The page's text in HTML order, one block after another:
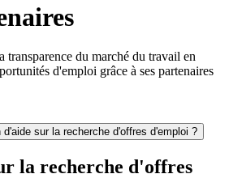
transparence du marché du travail en
d'emploi grâce à ses partenaires
sur la recherche d'offres d'emploi ?
la recherche d'offres